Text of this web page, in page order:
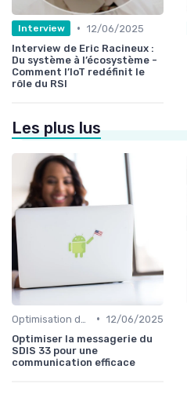
Interview • 12/06/2025
Interview de Eric Racineux :
Du système à l’écosystème -
Comment l’IoT redéfinit le
rôle du RSI
Les plus lus
• 12/06/2025
Optimiser la messagerie du
SDIS 33 pour une
communication efficace